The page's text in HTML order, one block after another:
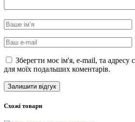
Зберегти моє ім'я, e-mail, та адресу
для моїх подальших коментарів.
Схожі товари